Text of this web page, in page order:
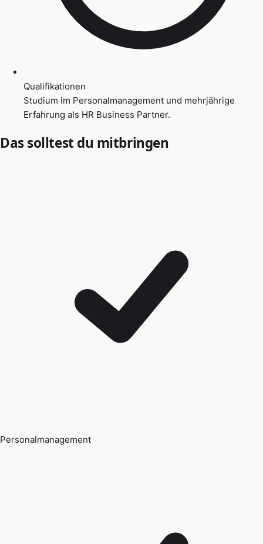
Qualifikationen
Studium im Personalmanagement und mehrjährige
Erfahrung als HR Business Partner.
Das solltest du mitbringen
Personalmanagement